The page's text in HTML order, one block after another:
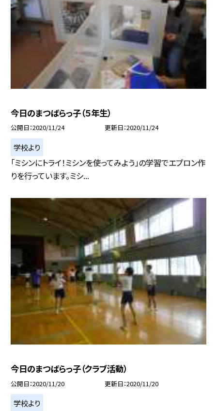
今日のまつばらっ子（５年生）
公開日 2020/11/24 更新日 2020/11/24
学校より
「ミシンにトライ！ミシンを使ってみよう」の学習でエプロン作
りを行っています。ミシ...
今日のまつばらっ子（クラブ活動）
公開日 2020/11/20 更新日 2020/11/20
学校より